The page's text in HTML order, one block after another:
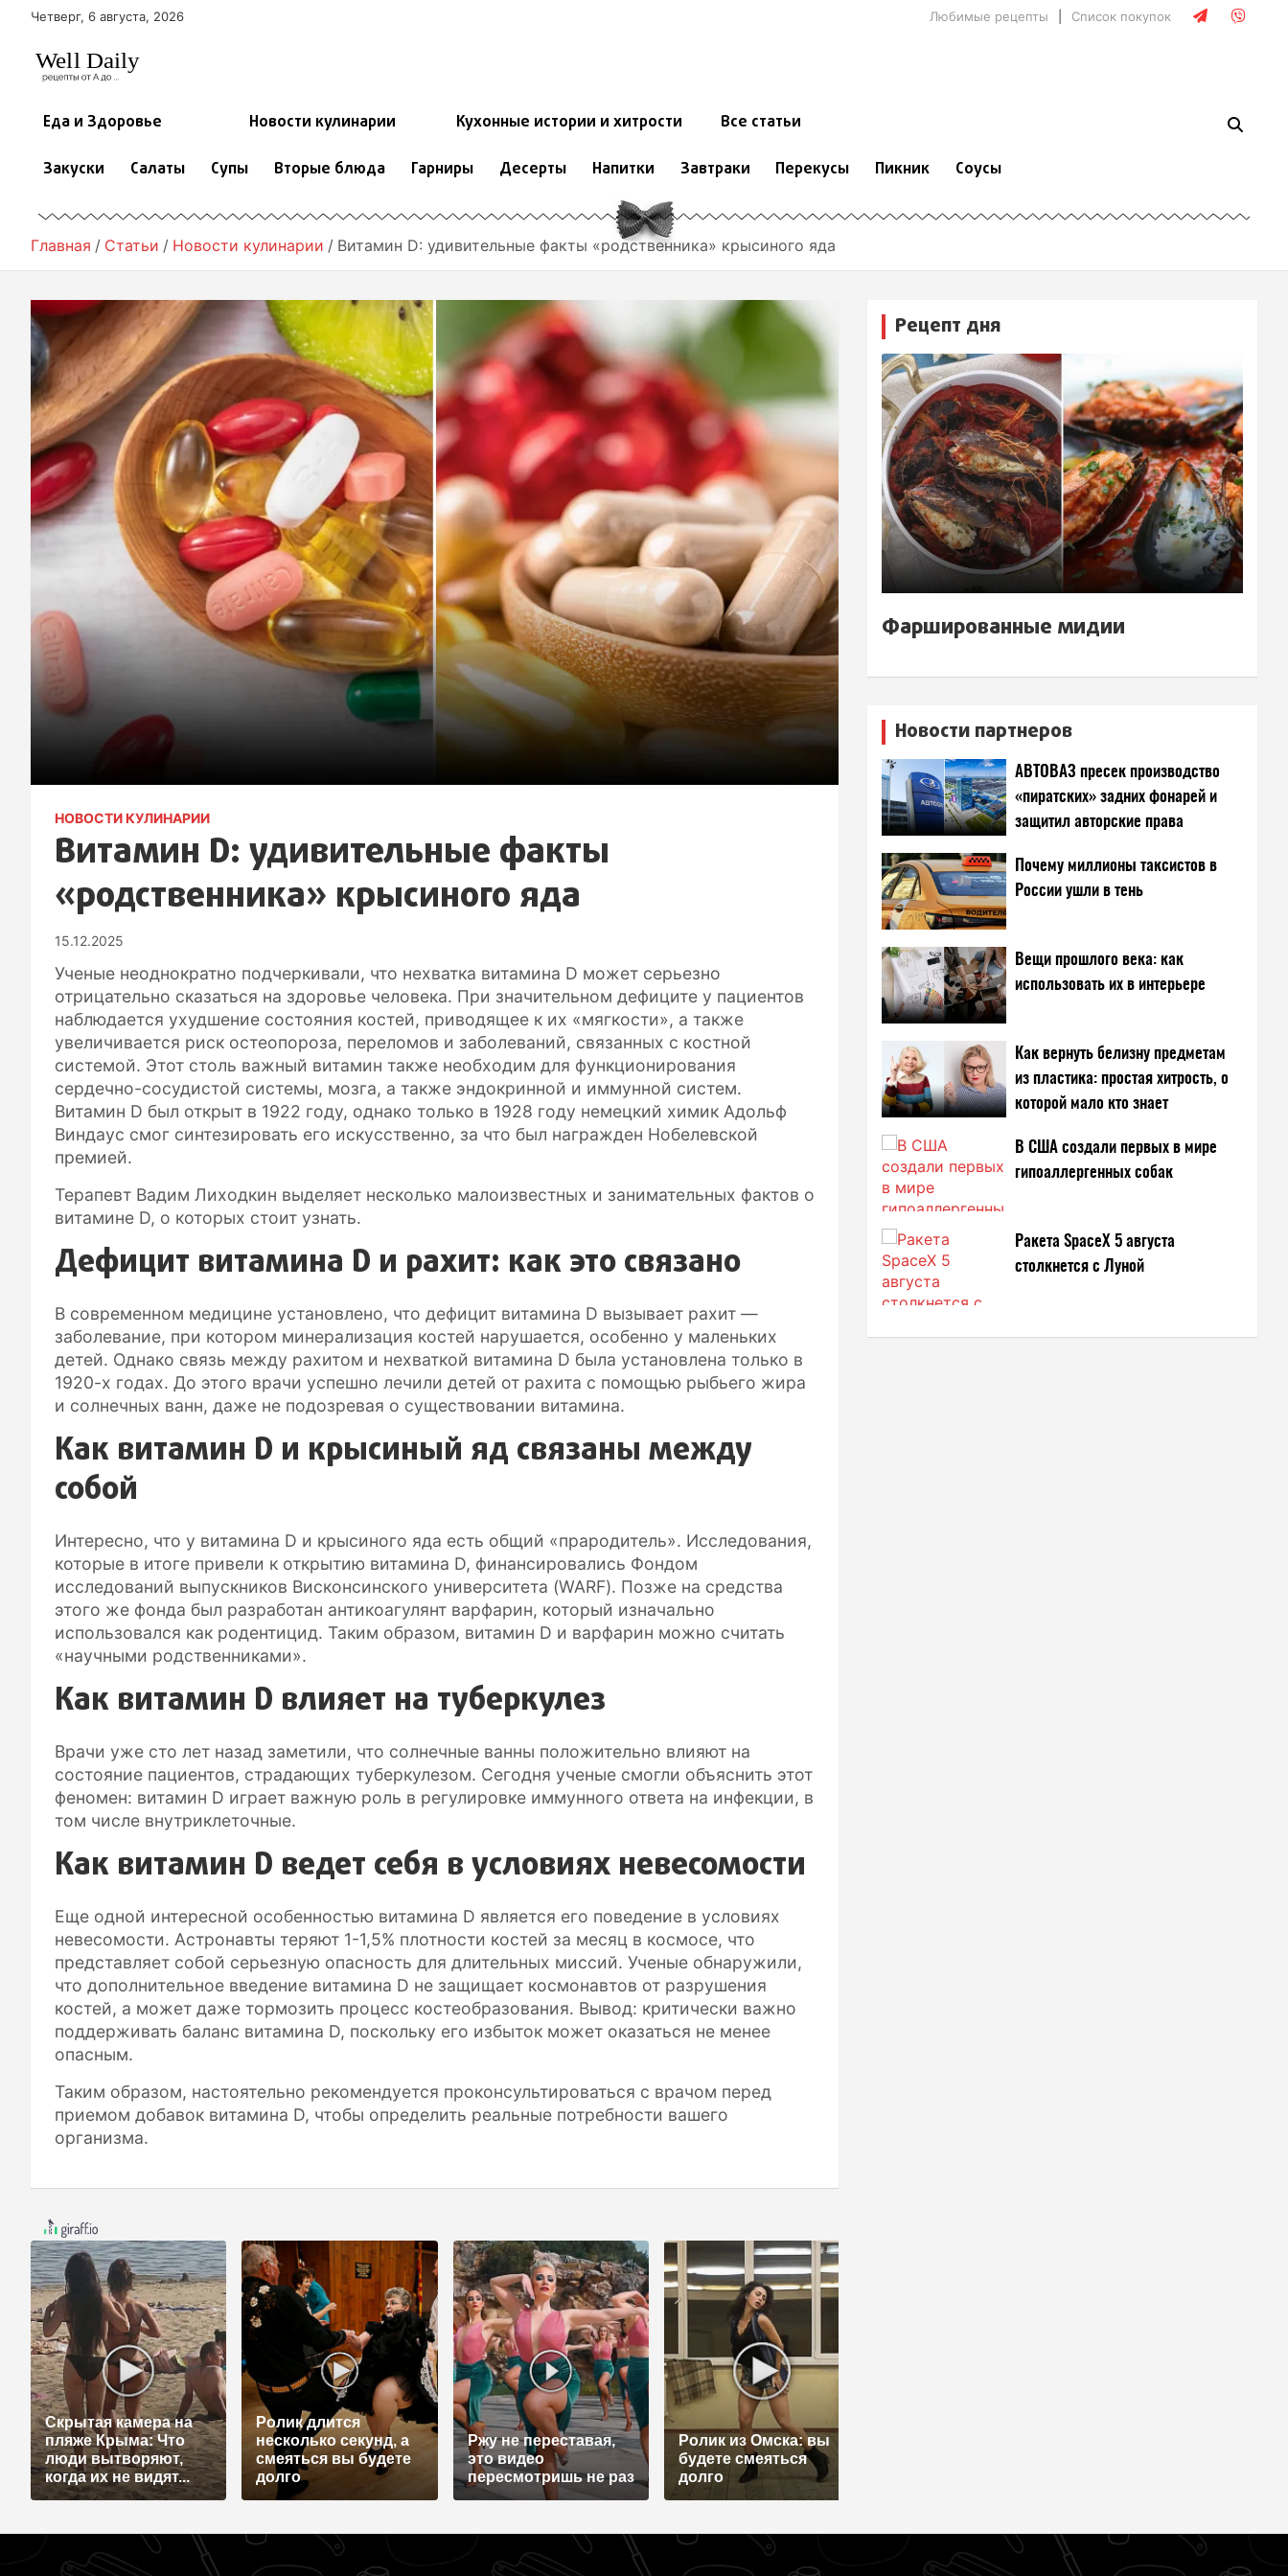
Четверг, 6 августа, 2026 Любимые рецепты Список покупок
Еда и Здоровье Новости кулинарии Кухонные истории и хитрости Все статьи
Закуски Салаты Супы Вторые блюда Гарниры Десерты Напитки Завтраки Перекусы Пикник Соусы
Главная Статьи Новости кулинарии Витамин D: удивительные факты «родственника» крысиного яда
НОВОСТИ КУЛИНАРИИ
Витамин D: удивительные факты
«родственника» крысиного яда
15.12.2025
Ученые неоднократно подчеркивали, что нехватка витамина D может серьезно
отрицательно сказаться на здоровье человека. При значительном дефиците у пациентов
наблюдается ухудшение состояния костей, приводящее к их «мягкости», а также
увеличивается риск остеопороза, переломов и заболеваний, связанных с костной
системой. Этот столь важный витамин также необходим для функционирования
сердечно-сосудистой системы, мозга, а также эндокринной и иммунной систем.
Витамин D был открыт в 1922 году, однако только в 1928 году немецкий химик Адольф
Виндаус смог синтезировать его искусственно, за что был награжден Нобелевской
премией.
Терапевт Вадим Лиходкин выделяет несколько малоизвестных и занимательных фактов о
витамине D, о которых стоит узнать.
Дефицит витамина D и рахит: как это связано
В современном медицине установлено, что дефицит витамина D вызывает рахит —
заболевание, при котором минерализация костей нарушается, особенно у маленьких
детей. Однако связь между рахитом и нехваткой витамина D была установлена только в
1920-х годах. До этого врачи успешно лечили детей от рахита с помощью рыбьего жира
и солнечных ванн, даже не подозревая о существовании витамина.
Как витамин D и крысиный яд связаны между
собой
Интересно, что у витамина D и крысиного яда есть общий «прародитель». Исследования,
которые в итоге привели к открытию витамина D, финансировались Фондом
исследований выпускников Висконсинского университета (WARF). Позже на средства
этого же фонда был разработан антикоагулянт варфарин, который изначально
использовался как родентицид. Таким образом, витамин D и варфарин можно считать
«научными родственниками».
Как витамин D влияет на туберкулез
Врачи уже сто лет назад заметили, что солнечные ванны положительно влияют на
состояние пациентов, страдающих туберкулезом. Сегодня ученые смогли объяснить этот
феномен: витамин D играет важную роль в регулировке иммунного ответа на инфекции, в
том числе внутриклеточные.
Как витамин D ведет себя в условиях невесомости
Еще одной интересной особенностью витамина D является его поведение в условиях
невесомости. Астронавты теряют 1-1,5% плотности костей за месяц в космосе, что
представляет собой серьезную опасность для длительных миссий. Ученые обнаружили,
что дополнительное введение витамина D не защищает космонавтов от разрушения
костей, а может даже тормозить процесс костеобразования. Вывод: критически важно
поддерживать баланс витамина D, поскольку его избыток может оказаться не менее
опасным.
Таким образом, настоятельно рекомендуется проконсультироваться с врачом перед
приемом добавок витамина D, чтобы определить реальные потребности вашего
организма.
Скрытая камера на
пляже Крыма: Что
люди вытворяют,
когда их не видят...
Ролик длится
несколько секунд, а
смеяться вы будете
долго
Ржу не переставая,
это видео
пересмотришь не раз
Ролик из Омска: вы
будете смеяться
долго
Рецепт дня
Фаршированные мидии
Новости партнеров
АВТОВАЗ пресек производство
«пиратских» задних фонарей и
защитил авторские права
Почему миллионы таксистов в
России ушли в тень
Вещи прошлого века: как
использовать их в интерьере
Как вернуть белизну предметам
из пластика: простая хитрость, о
которой мало кто знает
В США создали первых в мире
гипоаллергенных собак
Ракета SpaceX 5 августа
столкнется с Луной